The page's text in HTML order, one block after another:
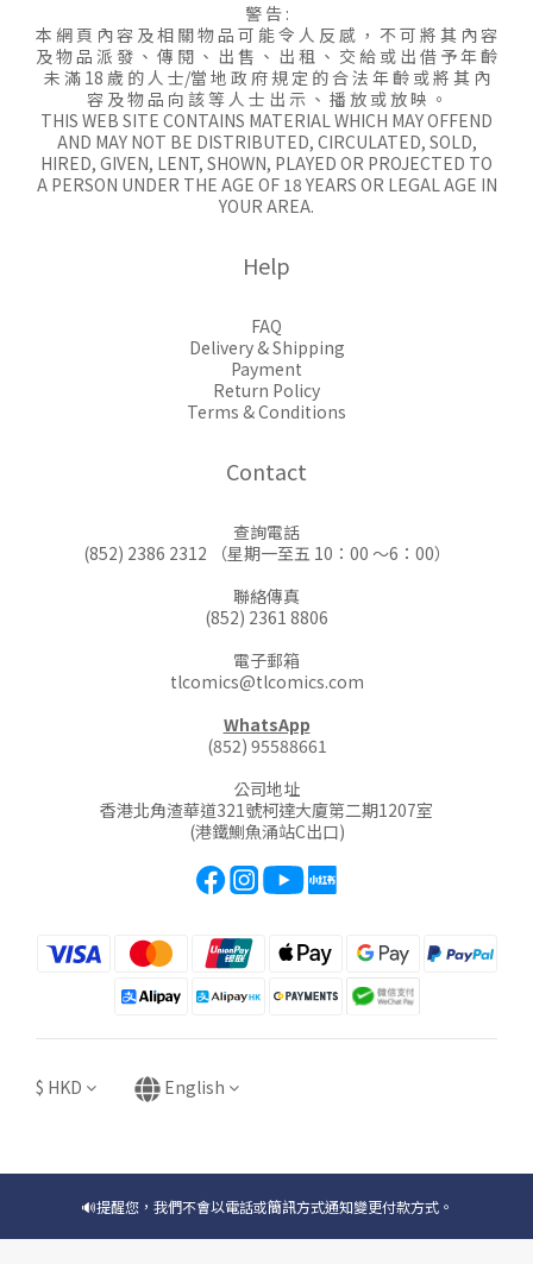
警 告 :
本 網 頁 內 容 及 相 關 物 品 可 能 令 人 反 感 ， 不 可 將 其 內 容
及 物 品 派 發 、 傳 閱 、 出 售 、 出 租 、 交 給 或 出 借 予 年 齡
未 滿 18 歲 的 人 士/當 地 政 府 規 定 的 合 法 年 齡 或 將 其 內
容 及 物 品 向 該 等 人 士 出 示 、 播 放 或 放 映 。
THIS WEB SITE CONTAINS MATERIAL WHICH MAY OFFEND
AND MAY NOT BE DISTRIBUTED, CIRCULATED, SOLD,
HIRED, GIVEN, LENT, SHOWN, PLAYED OR PROJECTED TO
A PERSON UNDER THE AGE OF 18 YEARS OR LEGAL AGE IN
YOUR AREA.
Help
FAQ
Delivery & Shipping
Payment
Return Policy
Terms & Conditions
Contact
查詢電話
(852) 2386 2312 （星期一至五 10：00 ～6：00）
聯絡傳真
(852) 2361 8806
電子郵箱
tlcomics@tlcomics.com
WhatsApp
(852) 95588661
公司地址
香港北角渣華道321號柯達大廈第二期1207室
(港鐵鰂魚涌站C出口)
$ HKD English
🔊提醒您，我們不會以電話或簡訊方式通知變更付款方式。